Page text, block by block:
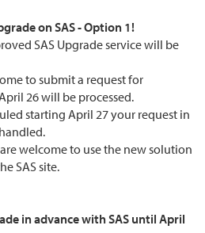
on SAS - Option 1!
SAS Upgrade service will be
to submit a request for
26 will be processed.
starting April 27 your request in
welcome to use the new solution
SAS site.
in advance with SAS until April